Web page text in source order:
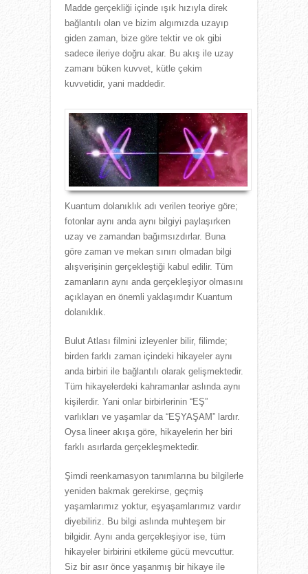
Madde gerçekliği içinde ışık hızıyla direk
bağlantılı olan ve bizim algımızda uzayıp
giden zaman, bize göre tektir ve ok gibi
sadece ileriye doğru akar. Bu akış ile uzay
zamanı büken kuvvet, kütle çekim
kuvvetidir, yani maddedir.
Kuantum dolanıklık adı verilen teoriye göre;
fotonlar aynı anda aynı bilgiyi paylaşırken
uzay ve zamandan bağımsızdırlar. Buna
göre zaman ve mekan sınırı olmadan bilgi
alışverişinin gerçekleştiği kabul edilir. Tüm
zamanların aynı anda gerçekleşiyor olmasını
açıklayan en önemli yaklaşımdır Kuantum
dolanıklık.
Bulut Atlası filmini izleyenler bilir, filimde;
birden farklı zaman içindeki hikayeler aynı
anda birbiri ile bağlantılı olarak gelişmektedir.
Tüm hikayelerdeki kahramanlar aslında aynı
kişilerdir. Yani onlar birbirlerinin “EŞ”
varlıkları ve yaşamlar da “EŞYAŞAM” lardır.
Oysa lineer akışa göre, hikayelerin her biri
farklı asırlarda gerçekleşmektedir.
Şimdi reenkarnasyon tanımlarına bu bilgilerle
yeniden bakmak gerekirse, geçmiş
yaşamlarımız yoktur, eşyaşamlarımız vardır
diyebiliriz. Bu bilgi aslında muhteşem bir
bilgidir. Aynı anda gerçekleşiyor ise, tüm
hikayeler birbirini etkileme gücü mevcuttur.
Siz bir asır önce yaşanmış bir hikaye ile